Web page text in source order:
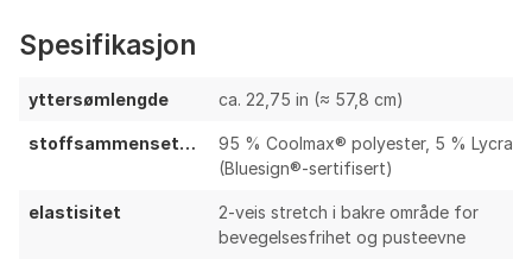
Stoffet er mer fokusert på komfort enn
maksimal slitestyrke; ikke ideelt for hyppige
krasj/parkbruk
Oppsummering & anbefalinger
sti-/all-mountain-short med fokus på ventilasjon,
komfort og på-sykkelen-passform. Materialet er lett
Spesifikasjon
yttersømlengde ca. 22,75 in (≈ 57,8 cm)
stoffsammensetning
95 % Coolmax® polyester, 5 % Lycra
(Bluesign®-sertifisert)
elastisitet
2-veis stretch i bakre område for
bevegelsesfrihet og pusteevne